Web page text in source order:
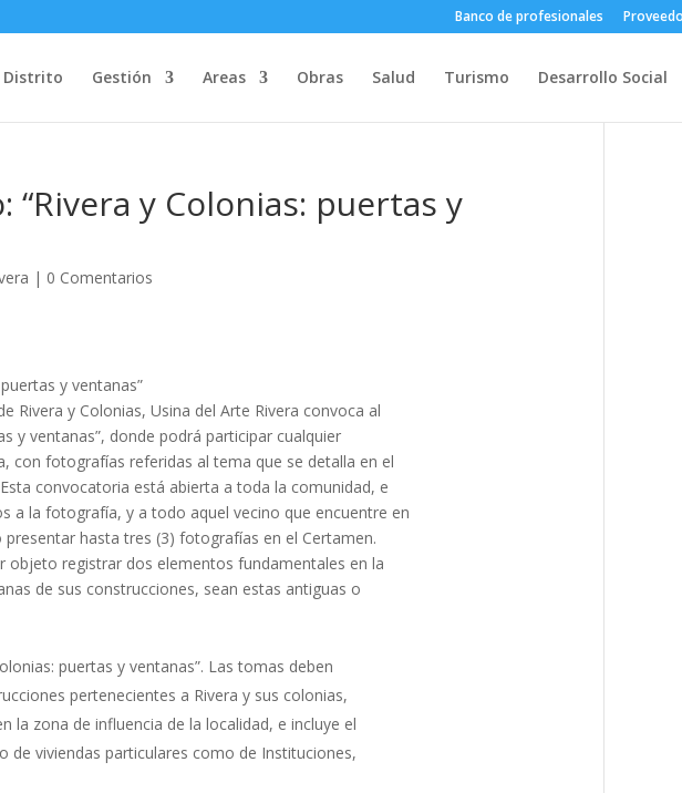
Banco de profesionales
Distrito Gestión Areas Obras Salud Turismo Desarrollo Social
y Colonias: puertas y
| 0 Comentarios
y ventanas”
Rivera y Colonias, Usina del Arte Rivera convoca al
y ventanas”, donde podrá participar cualquier
con fotografías referidas al tema que se detalla en el
convocatoria está abierta a toda la comunidad, e
a la fotografía, y a todo aquel vecino que encuentre en
hasta tres (3) fotografías en el Certamen.
registrar dos elementos fundamentales en la
de sus construcciones, sean estas antiguas o
puertas y ventanas”. Las tomas deben
pertenecientes a Rivera y sus colonias,
zona de influencia de la localidad, e incluye el
viviendas particulares como de Instituciones,